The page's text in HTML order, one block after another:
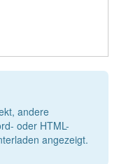
andere
oder HTML-
angezeigt.